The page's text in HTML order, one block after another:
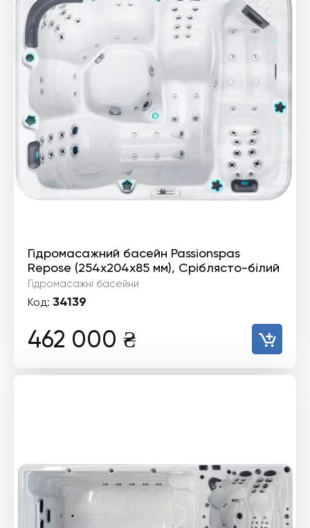
Гідромасажний басейн Passionspas
Repose (254х204х85 мм), Сріблясто-білий
Гідромасажні басейни
Код: 34139
462 000 ₴